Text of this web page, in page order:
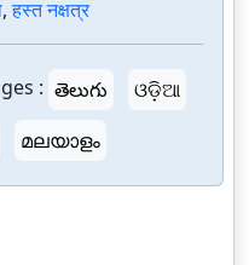
,हस्त नक्षत्र
: తెలుగు
ଓଡ଼ିଆ
മലയാളം